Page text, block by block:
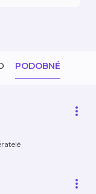
PODOBNÉ